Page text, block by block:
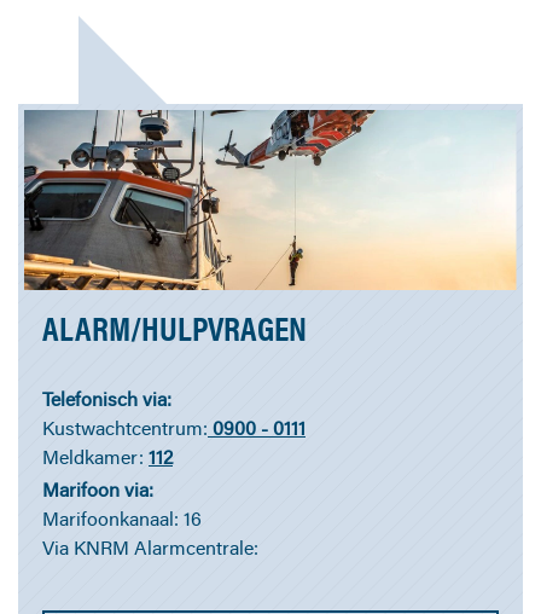
ALARM/HULPVRAGEN
Telefonisch via:
Kustwachtcentrum: 0900 - 0111
Meldkamer: 112
Marifoon via:
Marifoonkanaal: 16
Via KNRM Alarmcentrale: